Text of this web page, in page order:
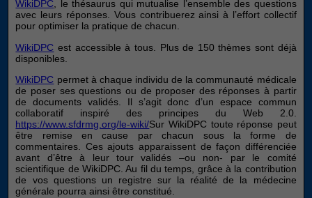
WikiDPC, le thésaurus qui mutualise l’ensemble des questions
avec leurs réponses. Vous contribuerez ainsi à l’effort collectif
pour optimiser la pratique de chacun.
WikiDPC est accessible à tous. Plus de 150 thèmes sont déjà
disponibles.
WikiDPC permet à chaque individu de la communauté médicale
de poser ses questions ou de proposer des réponses à partir
de documents validés. Il s’agit donc d’un espace commun
collaboratif inspiré des principes du Web 2.0.
https://www.sfdrmg.org/le-wiki/Sur WikiDPC toute réponse peut
être remise en cause par chacun sous la forme de
commentaires. Ces ajouts apparaissent de façon différenciée
avant d’être à leur tour validés –ou non- par le comité
scientifique de WikiDPC. Au fil du temps, grâce à la contribution
de vos questions un registre sur la réalité de la médecine
générale pourra ainsi être constitué.